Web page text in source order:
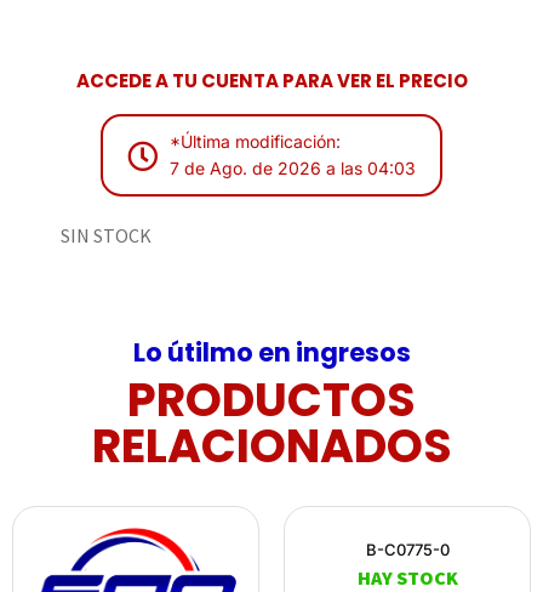
ACCEDE A TU CUENTA PARA VER EL PRECIO
*Última modificación:
7 de Ago. de 2026 a las 04:03
SIN STOCK
Lo útilmo en ingresos
PRODUCTOS
RELACIONADOS
B-C0775-0
HAY STOCK